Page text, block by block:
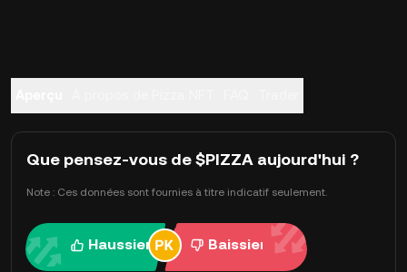
Que pensez-vous de $PIZZA aujourd'hui ?
Note : Ces données sont fournies à titre indicatif seulement.
Haussier Baissier